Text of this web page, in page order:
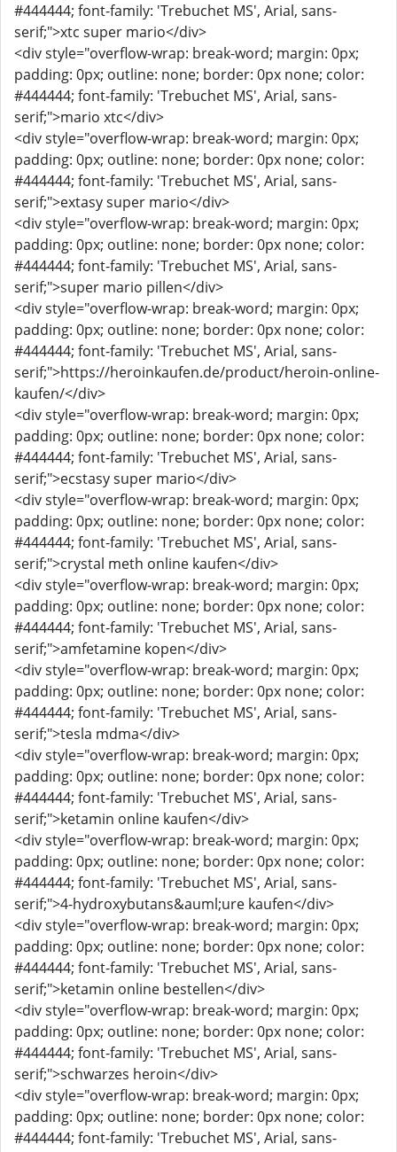
#444444; font-family: 'Trebuchet MS', Arial, sans-
serif;">xtc super mario</div>
<div style="overflow-wrap: break-word; margin: 0px;
padding: 0px; outline: none; border: 0px none; color:
#444444; font-family: 'Trebuchet MS', Arial, sans-
serif;">mario xtc</div>
<div style="overflow-wrap: break-word; margin: 0px;
padding: 0px; outline: none; border: 0px none; color:
#444444; font-family: 'Trebuchet MS', Arial, sans-
serif;">extasy super mario</div>
<div style="overflow-wrap: break-word; margin: 0px;
padding: 0px; outline: none; border: 0px none; color:
#444444; font-family: 'Trebuchet MS', Arial, sans-
serif;">super mario pillen</div>
<div style="overflow-wrap: break-word; margin: 0px;
padding: 0px; outline: none; border: 0px none; color:
#444444; font-family: 'Trebuchet MS', Arial, sans-
serif;">https://heroinkaufen.de/product/heroin-online-
kaufen/</div>
<div style="overflow-wrap: break-word; margin: 0px;
padding: 0px; outline: none; border: 0px none; color:
#444444; font-family: 'Trebuchet MS', Arial, sans-
serif;">ecstasy super mario</div>
<div style="overflow-wrap: break-word; margin: 0px;
padding: 0px; outline: none; border: 0px none; color:
#444444; font-family: 'Trebuchet MS', Arial, sans-
serif;">crystal meth online kaufen</div>
<div style="overflow-wrap: break-word; margin: 0px;
padding: 0px; outline: none; border: 0px none; color:
#444444; font-family: 'Trebuchet MS', Arial, sans-
serif;">amfetamine kopen</div>
<div style="overflow-wrap: break-word; margin: 0px;
padding: 0px; outline: none; border: 0px none; color:
#444444; font-family: 'Trebuchet MS', Arial, sans-
serif;">tesla mdma</div>
<div style="overflow-wrap: break-word; margin: 0px;
padding: 0px; outline: none; border: 0px none; color:
#444444; font-family: 'Trebuchet MS', Arial, sans-
serif;">ketamin online kaufen</div>
<div style="overflow-wrap: break-word; margin: 0px;
padding: 0px; outline: none; border: 0px none; color:
#444444; font-family: 'Trebuchet MS', Arial, sans-
serif;">4-hydroxybutans&auml;ure kaufen</div>
<div style="overflow-wrap: break-word; margin: 0px;
padding: 0px; outline: none; border: 0px none; color:
#444444; font-family: 'Trebuchet MS', Arial, sans-
serif;">ketamin online bestellen</div>
<div style="overflow-wrap: break-word; margin: 0px;
padding: 0px; outline: none; border: 0px none; color:
#444444; font-family: 'Trebuchet MS', Arial, sans-
serif;">schwarzes heroin</div>
<div style="overflow-wrap: break-word; margin: 0px;
padding: 0px; outline: none; border: 0px none; color:
#444444; font-family: 'Trebuchet MS', Arial, sans-